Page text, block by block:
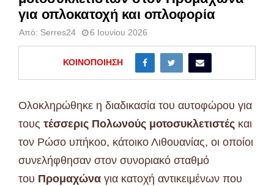
για οπλοκατοχή και οπλοφορία
Από: Serres24 6 Ιουνίου 2026
ΚΟΙΝΟΠΟΊΗΣΗ
Ολοκληρώθηκε η διαδικασία του αυτοφώρου για
τους τέσσερις Πολωνούς μοτοσυκλετιστές και
τον Ρώσο υπήκοο, κάτοικο Λιθουανίας, οι οποίοι
συνελήφθησαν στον συνοριακό σταθμό
του Προμαχώνα για κατοχή αντικειμένων που